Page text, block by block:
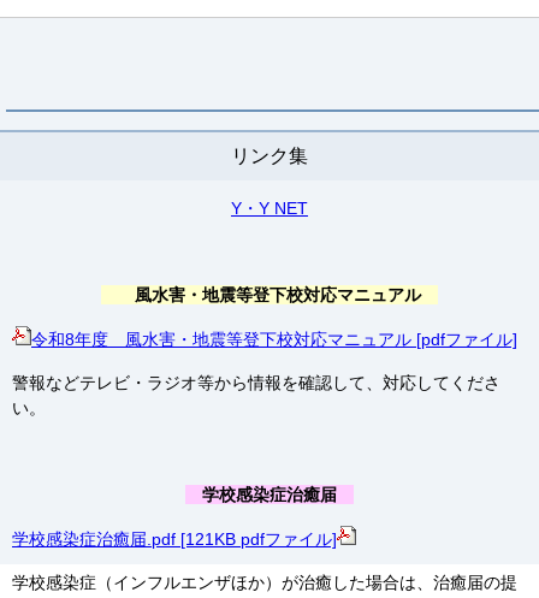
リンク集
Y・Y NET
風水害・地震等登下校対応マニュアル
令和8年度 風水害・地震等登下校対応マニュアル [pdfファイル]
警報などテレビ・ラジオ等から情報を確認して、対応してくださ
い。
学校感染症治癒届
学校感染症治癒届.pdf [121KB pdfファイル]
学校感染症（インフルエンザほか）が治癒した場合は、治癒届の提